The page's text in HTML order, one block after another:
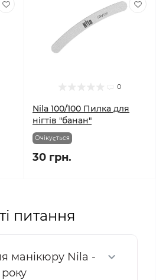
0
Nila 100/100 Пилка для
нігтів "банан"
Очікується
30 грн.
питання
манікюру Nila -